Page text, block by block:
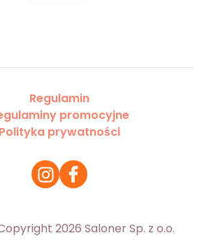
Regulamin
promocyjne
Polityka prywatności
2026 Saloner Sp. z o.o.